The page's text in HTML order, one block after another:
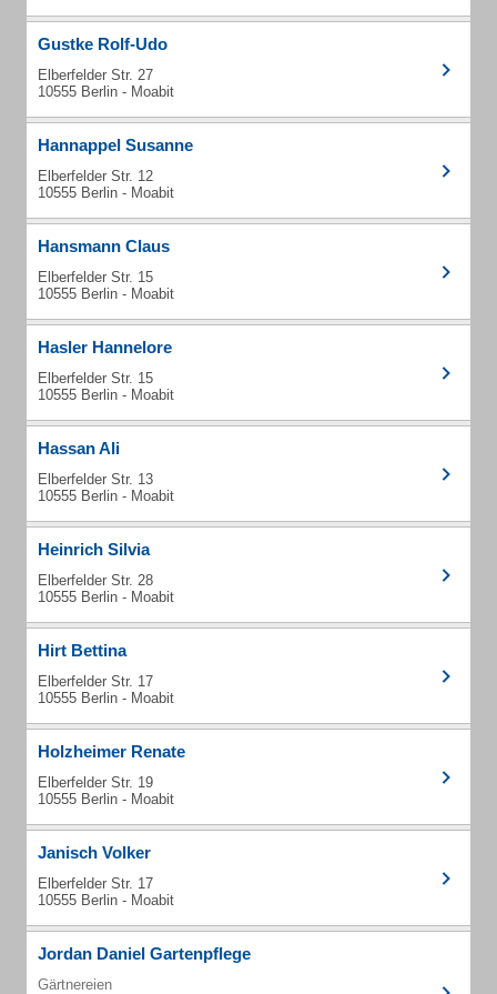
Gustke Rolf-Udo
Elberfelder Str. 27
10555 Berlin - Moabit
Hannappel Susanne
Elberfelder Str. 12
10555 Berlin - Moabit
Hansmann Claus
Elberfelder Str. 15
10555 Berlin - Moabit
Hasler Hannelore
Elberfelder Str. 15
10555 Berlin - Moabit
Hassan Ali
Elberfelder Str. 13
10555 Berlin - Moabit
Heinrich Silvia
Elberfelder Str. 28
10555 Berlin - Moabit
Hirt Bettina
Elberfelder Str. 17
10555 Berlin - Moabit
Holzheimer Renate
Elberfelder Str. 19
10555 Berlin - Moabit
Janisch Volker
Elberfelder Str. 17
10555 Berlin - Moabit
Jordan Daniel Gartenpflege
Gärtnereien